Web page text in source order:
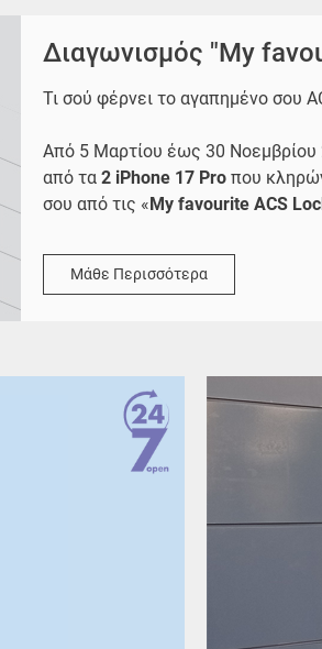
Διαγωνισμός "My
Τι σού φέρνει το αγαπημένο σου
Από 5 Μαρτίου έως 30 Νοεμβρίου
από τα 2 iPhone 17 Pro που
σου από τις «My favourite ACS
Μάθε Περισσότερα